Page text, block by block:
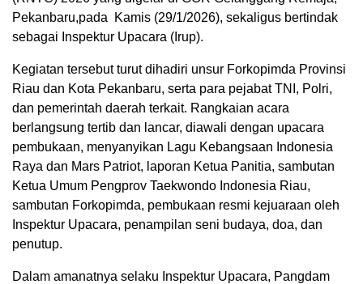
Pekanbaru,pada Kamis (29/1/2026), sekaligus bertindak
sebagai Inspektur Upacara (Irup).
Kegiatan tersebut turut dihadiri unsur Forkopimda Provinsi
Riau dan Kota Pekanbaru, serta para pejabat TNI, Polri,
dan pemerintah daerah terkait. Rangkaian acara
berlangsung tertib dan lancar, diawali dengan upacara
pembukaan, menyanyikan Lagu Kebangsaan Indonesia
Raya dan Mars Patriot, laporan Ketua Panitia, sambutan
Ketua Umum Pengprov Taekwondo Indonesia Riau,
sambutan Forkopimda, pembukaan resmi kejuaraan oleh
Inspektur Upacara, penampilan seni budaya, doa, dan
penutup.
Dalam amanatnya selaku Inspektur Upacara, Pangdam